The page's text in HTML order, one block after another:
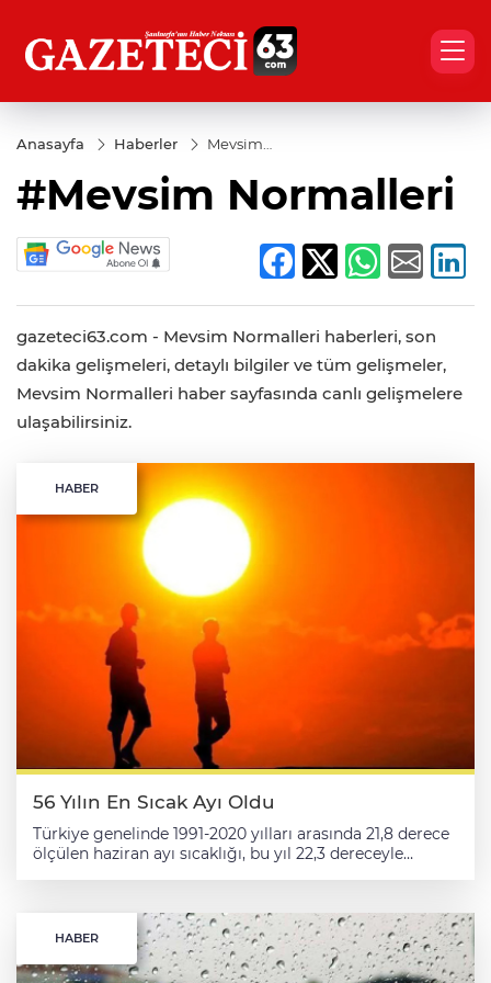
Anasayfa Haberler
Mevsim
#Mevsim Normalleri
gazeteci63.com - Mevsim Normalleri haberleri, son
dakika gelişmeleri, detaylı bilgiler ve tüm gelişmeler,
Mevsim Normalleri haber sayfasında canlı gelişmelere
ulaşabilirsiniz.
HABER
56 Yılın En Sıcak Ayı Oldu
Türkiye genelinde 1991-2020 yılları arasında 21,8 derece
ölçülen haziran ayı sıcaklığı, bu yıl 22,3 dereceyle
kayıtlara geçti. Türkiye'de bu yıl haziran ayı ortalama
sıcaklığı 22,3 dereceyle mevsim normallerine göre 0,5
Değişikliği Bakanlığı Meteoroloji Genel Müdürlüğü
HABER